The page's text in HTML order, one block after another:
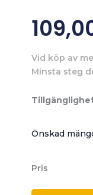
Vid köp av
Minsta steg
Önskad
Pris